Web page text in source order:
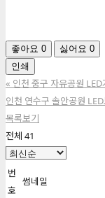
좋아요 0 싫어요 0
인쇄
« 인천 중구 자유공원
인천 연수구 솔안공원
목록보기
전체 41
번
호
썸네일